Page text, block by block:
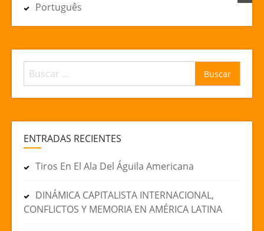
Português
Buscar:
ENTRADAS RECIENTES
Tiros En El Ala Del Águila Americana
DINÁMICA CAPITALISTA INTERNACIONAL,
CONFLICTOS Y MEMORIA EN AMÉRICA LATINA